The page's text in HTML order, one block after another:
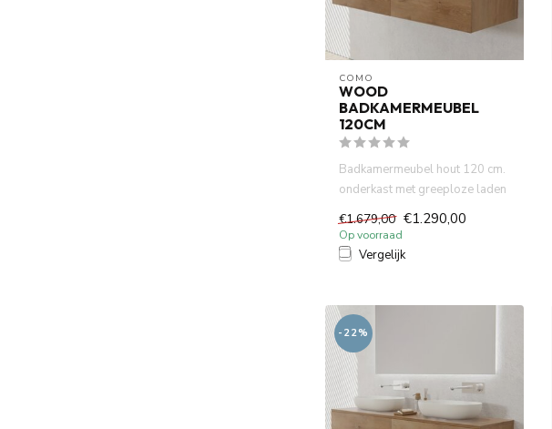
COMO
WOOD
BADKAMERMEUBEL
120CM
Badkamermeubel hout 120 cm.
onderkast met greeploze laden
in 45 graden verstek ...
€1.679,00 €1.290,00
Op voorraad
Vergelijk
-22%